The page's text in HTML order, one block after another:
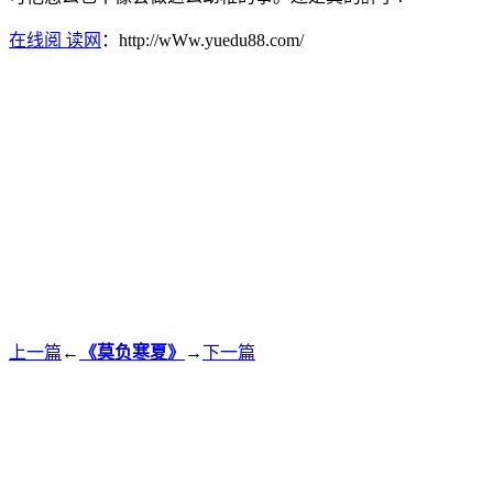
在线阅 读网 ：http://wWw.yuedu88.com/
上一篇 ← 《莫负寒夏》 →下一篇